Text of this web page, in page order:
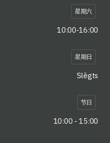
星期六
10:00-16:00
星期日
Slēgts
节日
10:00 - 15:00